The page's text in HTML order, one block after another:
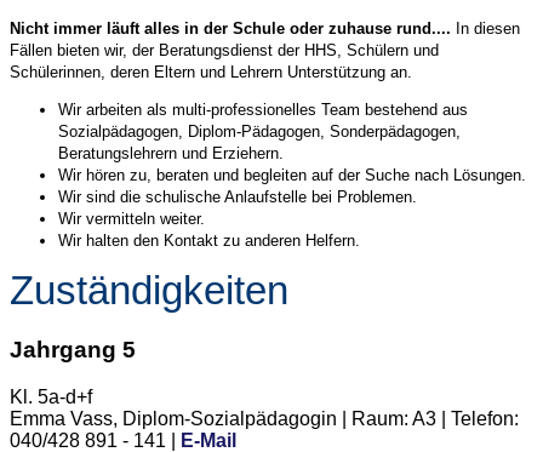
Nicht immer läuft alles in der Schule oder zuhause rund.... In diesen
Fällen bieten wir, der Beratungsdienst der HHS, Schülern und
Schülerinnen, deren Eltern und Lehrern Unterstützung an.
Wir arbeiten als multi-professionelles Team bestehend aus
Sozialpädagogen, Diplom-Pädagogen, Sonderpädagogen,
Beratungslehrern und Erziehern.
Wir hören zu, beraten und begleiten auf der Suche nach Lösungen.
Wir sind die schulische Anlaufstelle bei Problemen.
Wir vermitteln weiter.
Wir halten den Kontakt zu anderen Helfern.
Zuständigkeiten
Jahrgang 5
Kl. 5a-d+f
Emma Vass, Diplom-Sozialpädagogin | Raum: A3 | Telefon:
040/428 891 - 141 |
E-Mail